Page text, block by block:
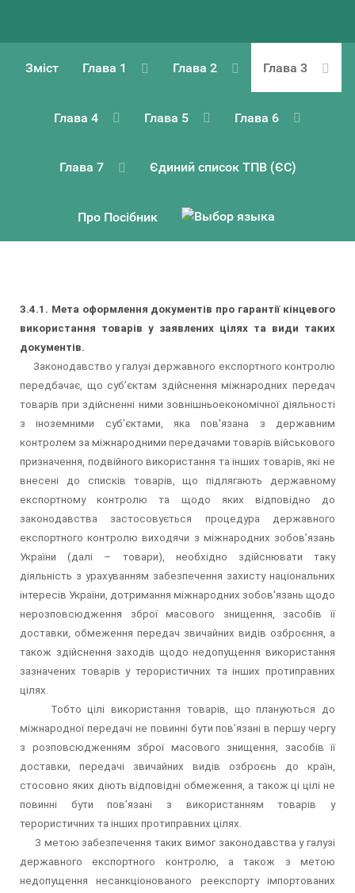
Зміст Глава 1 Глава 2 Глава 3
Глава 4 Глава 5 Глава 6
Глава 7 Єдиний список ТПВ (ЄС)
Про Посібник
3.4.1. Мета оформлення документів про гарантії кінцевого
використання товарів у заявлених цілях та види таких
документів.
Законодавство у галузі державного експортного контролю
передбачає, що суб’єктам здійснення міжнародних передач
товарів при здійсненні ними зовнішньоекономічної діяльності
з іноземними суб’єктами, яка пов'язана з державним
контролем за міжнародними передачами товарів військового
призначення, подвійного використання та інших товарів, які не
внесені до списків товарів, що підлягають державному
експортному контролю та щодо яких відповідно до
законодавства застосовується процедура державного
експортного контролю виходячи з міжнародних зобов’язань
України (далі – товари), необхідно здійснювати таку
діяльність з урахуванням забезпечення захисту національних
інтересів України, дотримання міжнародних зобов'язань щодо
нерозповсюдження зброї масового знищення, засобів її
доставки, обмеження передач звичайних видів озброєння, а
також здійснення заходів щодо недопущення використання
зазначених товарів у терористичних та інших протиправних
цілях.
Тобто цілі використання товарів, що плануються до
міжнародної передачі не повинні бути пов’язані в першу чергу
з розповсюдженням зброї масового знищення, засобів її
доставки, передачі звичайних видів озброєнь до країн,
стосовно яких діють відповідні обмеження, а також ці цілі не
повинні бути пов’язані з використанням товарів у
терористичних та інших протиправних цілях.
З метою забезпечення таких вимог законодавства у галузі
державного експортного контролю, а також з метою
недопущення несанкціонованого реекспорту імпортованих